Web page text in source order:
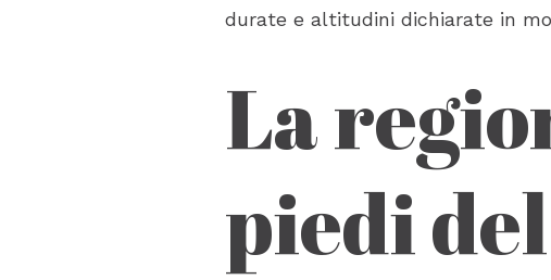
durate e altitudini dichiarate in
La
piedi